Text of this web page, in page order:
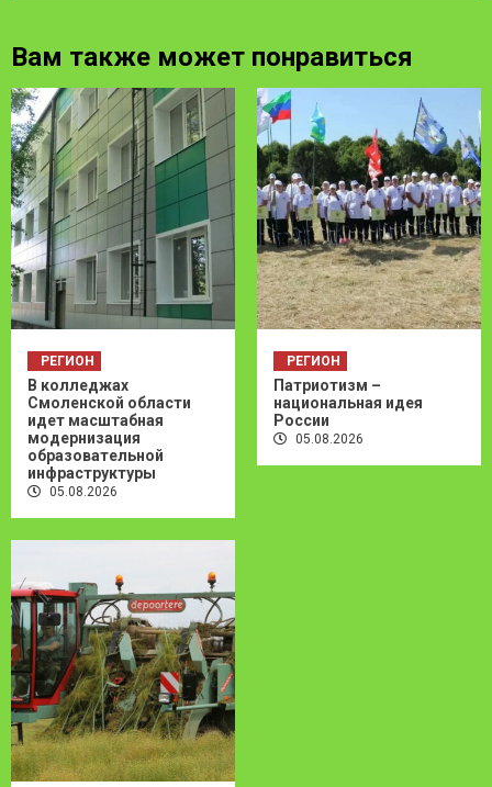
Вам также может понравиться
РЕГИОН
В колледжах
Смоленской области
идет масштабная
модернизация
образовательной
инфраструктуры
05.08.2026
РЕГИОН
Патриотизм –
национальная идея
России
05.08.2026